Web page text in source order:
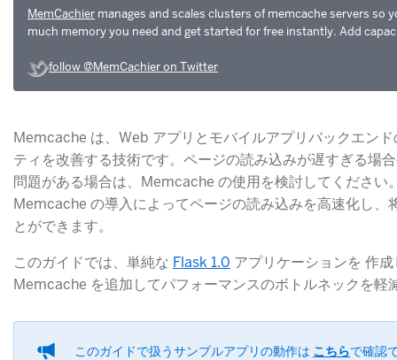
MemCachier manages and scales clusters of memcache servers so
much memory you need and get started for free instantly. Add
follow @MemCachier on Twitter
Memcache は、Web アプリとモバイルアプリバックエン
ティを改善する技術です。ページの読み込みが遅すぎる場
問題がある場合は、Memcache の使用を検討してください
Memcache の導入によってページの読み込みを高速化し、
とができます。
このガイドでは、単純な Flask 1.0 アプリケーションを 作
Memcache を追加してパフォーマンスのボトルネックを軽
このガイドで扱うサンプルアプリの動作は こちらで確認